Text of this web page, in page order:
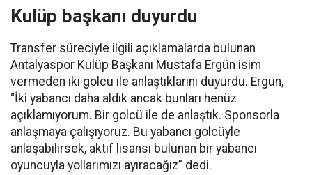
Kulüp başkanı duyurdu
Transfer süreciyle ilgili açıklamalarda bulunan
Antalyaspor Kulüp Başkanı Mustafa Ergün isim
vermeden iki golcü ile anlaştıklarını duyurdu. Ergün,
“İki yabancı daha aldık ancak bunları henüz
açıklamıyorum. Bir golcü ile de anlaştık. Sponsorla
anlaşmaya çalışıyoruz. Bu yabancı golcüyle
anlaşabilirsek, aktif lisansı bulunan bir yabancı
oyuncuyla yollarımızı ayıracağız” dedi.